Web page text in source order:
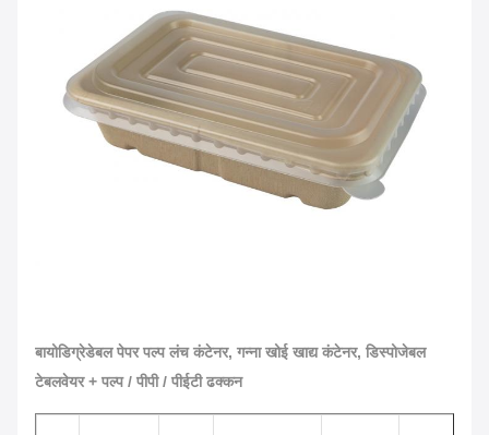
बायोडिग्रेडेबल पेपर पल्प लंच कंटेनर, गन्ना खोई खाद्य कंटेनर, डिस्पोजेबल
टेबलवेयर + पल्प / पीपी / पीईटी ढक्कन